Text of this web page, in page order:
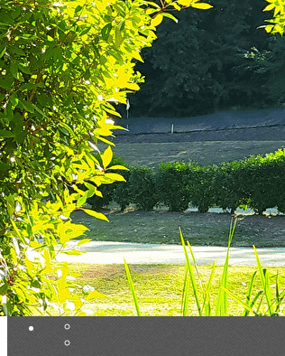
Exporter les lignes sélectionnées
Exporter toutes les colonnes
Exporter uniquement les colonnes affichées
Menu
Ajoutez un logo, un bouton, des réseaux sociaux
Cliquez pour éditer